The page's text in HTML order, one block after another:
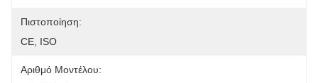
Πιστοποίηση:
CE, ISO
Αριθμό Μοντέλου: